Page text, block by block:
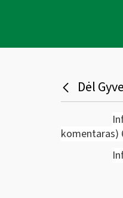
Dėl
komentaras)